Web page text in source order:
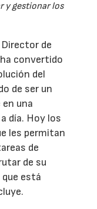
y gestionar los
de
convertido
del
de ser un
una
día. Hoy los
les permitan
de
de su
que está